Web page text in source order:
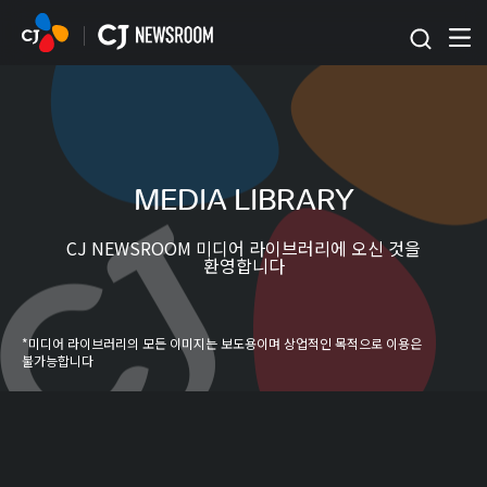
본문 바로가기
MEDIA LIBRARY
CJ NEWSROOM 미디어 라이브러리에 오신 것을
환영합니다
*미디어 라이브러리의 모든 이미지는 보도용이며 상업적인 목적으로 이용은
불가능합니다